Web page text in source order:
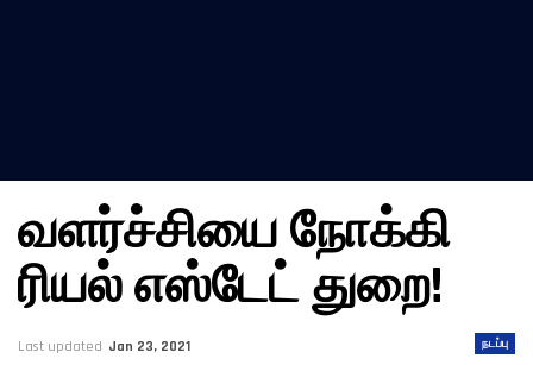
வளர்ச்சியை நோக்கி
ரியல் எஸ்டேட் துறை!
நடப்பு
Last updated Jan 23, 2021